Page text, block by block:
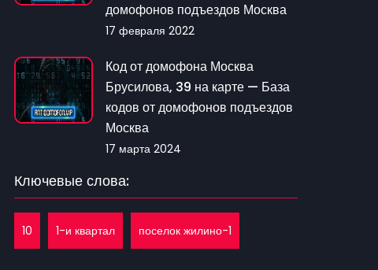
домофонов подъездов Москва
17 февраля 2022
Код от домофона Москва
Брусилова, 39 на карте — База
кодов от домофонов подъездов
Москва
17 марта 2024
Ключевые слова:
10 1-и квартал поселок жилино-1